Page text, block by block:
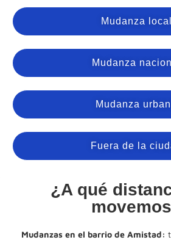
Mudanza local
Mudanza
Mudanza
Fuera de la
¿A qué
Mudanzas en el barrio de Amistad: